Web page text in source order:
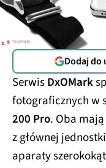
Dodaj do
SerwisDxOMark
fotograficznych w
200 Pro. Oba
z głównej
aparaty